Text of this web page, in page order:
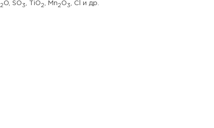
2 O, SO3 , TiO 2 , Mn 2 O3 , Cl и др.